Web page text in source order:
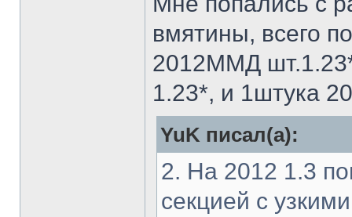
вмятины, всего
2012ММД
1.23*, и 1штука
YuK писал(а):
2. На 2012 1.3
секцией с